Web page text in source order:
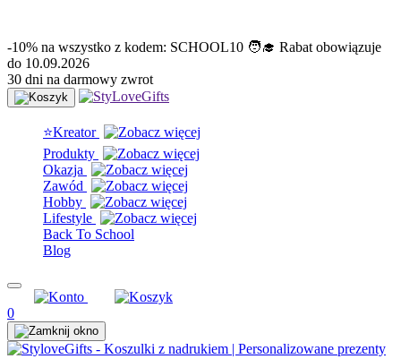
-10% na wszystko z kodem: SCHOOL10 🧑‍🎓 Rabat obowiązuje
do 10.09.2026
30 dni na darmowy zwrot
⭐Kreator
Produkty
Okazja
Zawód
Hobby
Lifestyle
Back To School
Blog
0